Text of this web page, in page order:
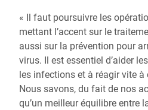
« Il faut poursuivre les
mettant l’accent sur le
aussi sur la prévention pour
virus. Il est essentiel d’aider
les infections et à réagir vite à
Nous savons, du fait de nos
qu’un meilleur équilibre entre